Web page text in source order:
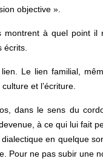
objective ».
montrent à quel point il
écrits.
Le lien familial,
et l’écriture.
dans le sens du
à ce qui lui fait
en quelque
Pour ne pas subir une